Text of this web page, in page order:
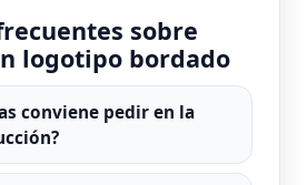
sobre
logotipo bordado
conviene pedir en la